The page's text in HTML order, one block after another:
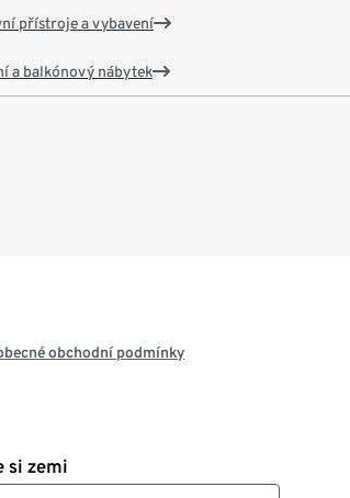
přístroje a vybavení
a balkónový nábytek
obchodní podmínky
si zemi